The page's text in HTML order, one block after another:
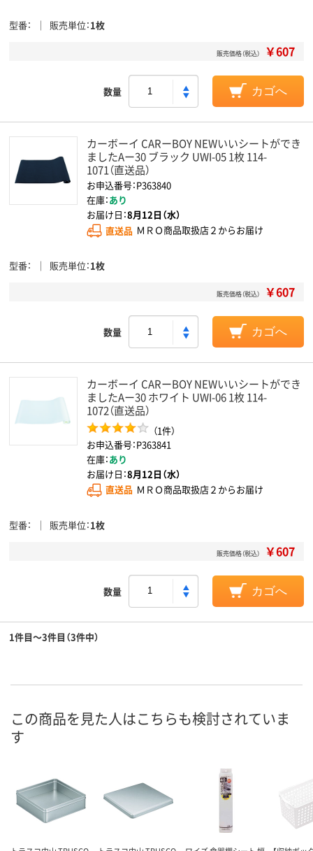
型番 販売単位 1枚
販売価格（税込） ￥607
数量 カゴへ
カーボーイ CARーBOY NEWいいシートができ
ましたAー30 ブラック UWI-05 1枚 114-
1071（直送品）
お申込番号：P363840
在庫：あり
お届け日：8月12日（水）
直送品 ＭＲＯ商品取扱店２からお届け
型番 販売単位 1枚
販売価格（税込） ￥607
数量 カゴへ
カーボーイ CARーBOY NEWいいシートができ
ましたAー30 ホワイト UWI-06 1枚 114-
1072（直送品）
（1件）
お申込番号：P363841
在庫：あり
お届け日：8月12日（水）
直送品 ＭＲＯ商品取扱店２からお届け
型番 販売単位 1枚
販売価格（税込） ￥607
数量 カゴへ
1件目～3件目（3件中）
この商品を見た人はこちらも検討されていま
す